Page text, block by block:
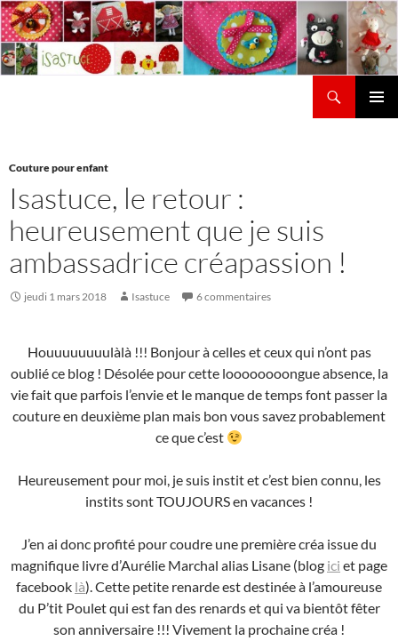
Aller
au
contenu
Couture pour enfant
Isastuce, le retour :
heureusement que je suis
ambassadrice créapassion !
jeudi 1 mars 2018 Isastuce 6 commentaires
Houuuuuuuulàlà !!! Bonjour à celles et ceux qui n’ont pas
oublié ce blog ! Désolée pour cette loooooooongue absence, la
vie fait que parfois l’envie et le manque de temps font passer la
couture en deuxième plan mais bon vous savez probablement
ce que c’est
Heureusement pour moi, je suis instit et c’est bien connu, les
instits sont TOUJOURS en vacances !
J’en ai donc profité pour coudre une première créa issue du
magnifique livre d’Aurélie Marchal alias Lisane (blog ici et page
facebook là). Cette petite renarde est destinée à l’amoureuse
du P’tit Poulet qui est fan des renards et qui va bientôt fêter
son anniversaire !!! Vivement la prochaine créa !